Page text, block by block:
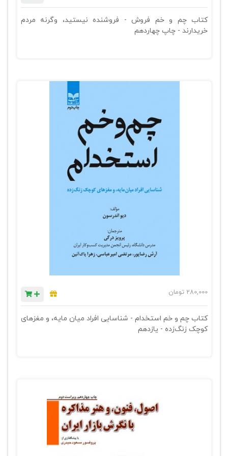
کتاب چم و خم فروش - فروشنده نیستید، وگرنه مردم
خریدارند - چاپ چهاردهم
280,000 تومان
کتاب چم و خم استخدام - شناسایی افراد میان مایه، و مغزهای
کوچک زنگ‌زده - یازدهم